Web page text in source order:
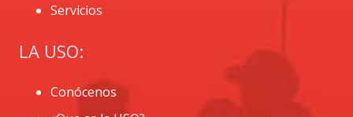
Servicios
LA USO:
Conócenos